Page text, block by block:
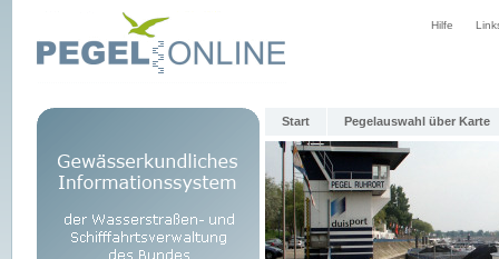
Hilfe
Start Pegelauswahl über Karte